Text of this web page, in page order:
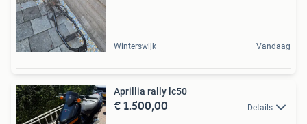
Winterswijk Vandaag
Aprillia rally lc50
€ 1.500,00 Details